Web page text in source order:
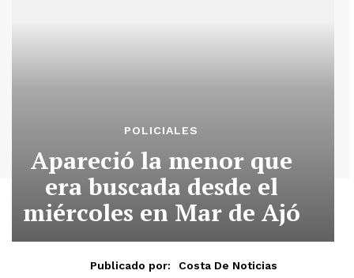
POLICIALES
Apareció la menor que
era buscada desde el
miércoles en Mar de Ajó
Publicado por:
Costa De Noticias